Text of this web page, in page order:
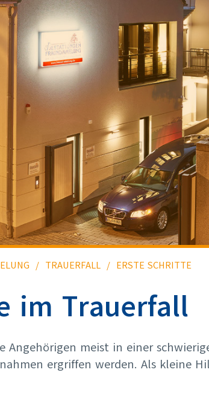
TRAUERFALL ERSTE SCHRITTE
im Trauerfall
Angehörigen meist in einer
ergriffen werden. Als kleine